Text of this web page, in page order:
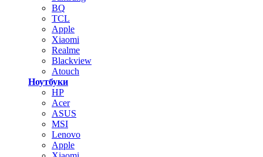
BQ
TCL
Apple
Xiaomi
Realme
Blackview
Atouch
Ноутбуки
HP
Acer
ASUS
MSI
Lenovo
Apple